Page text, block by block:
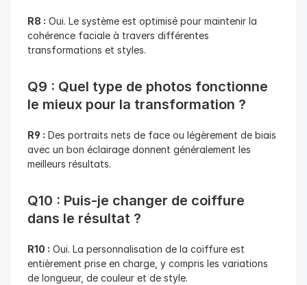
R8 : Oui. Le système est optimisé pour maintenir la
cohérence faciale à travers différentes
transformations et styles.
Q9 : Quel type de photos fonctionne
le mieux pour la transformation ?
R9 : Des portraits nets de face ou légèrement de biais
avec un bon éclairage donnent généralement les
meilleurs résultats.
Q10 : Puis-je changer de coiffure
dans le résultat ?
R10 : Oui. La personnalisation de la coiffure est
entièrement prise en charge, y compris les variations
de longueur, de couleur et de style.